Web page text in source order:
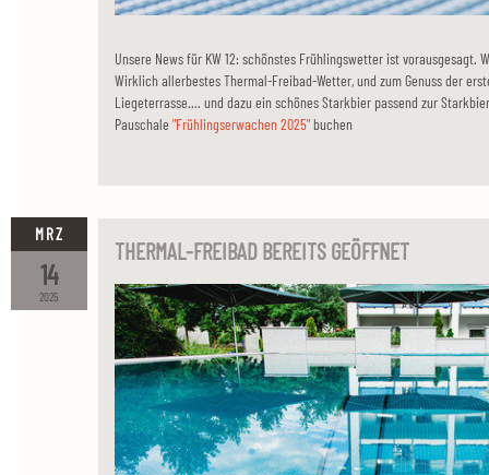
Unsere News für KW 12: schönstes Frühlingswetter ist vorausgesagt.
Wirklich allerbestes Thermal-Freibad-Wetter, und zum Genuss der
Liegeterrasse.... und dazu ein schönes Starkbier passend zur
Pauschale "Frühlingserwachen 2025" buchen
2025
14
MRZ
THERMAL-FREIBAD BEREITS GEÖFFNET